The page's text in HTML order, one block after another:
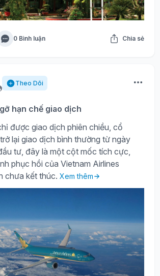
0 Bình luận Chia sẻ
Theo Dõi
hạn chế giao dịch
được giao dịch phiên chiều, cổ
lại giao dịch bình thường từ ngày
tư, đây là một cột mốc tích cực,
phục hồi của Vietnam Airlines
chưa kết thúc. Xem thêm